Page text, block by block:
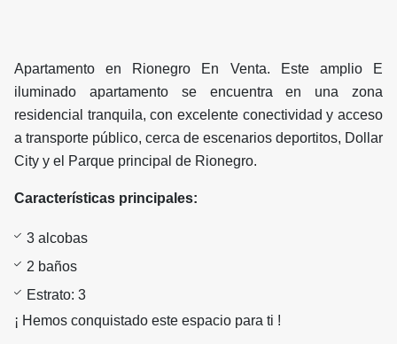
Apartamento en Rionegro En Venta. Este amplio E
iluminado apartamento se encuentra en una zona
residencial tranquila, con excelente conectividad y acceso
a transporte público, cerca de escenarios deportitos, Dollar
City y el Parque principal de Rionegro.
Características principales:
3 alcobas
2 baños
Estrato: 3
¡ Hemos conquistado este espacio para ti !